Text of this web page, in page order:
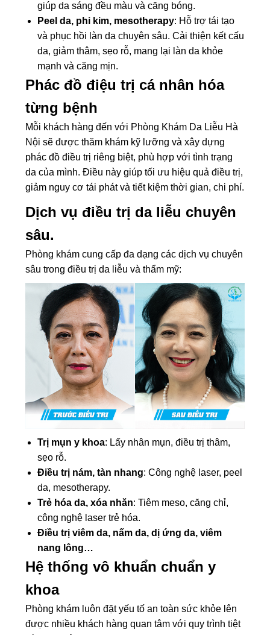
giúp da sáng đều màu và căng bóng.
Peel da, phi kim, mesotherapy: Hỗ trợ tái tạo
và phục hồi làn da chuyên sâu. Cải thiện kết cấu
da, giảm thâm, sẹo rỗ, mang lại làn da khỏe
mạnh và căng mịn.
Phác đồ điệu trị cá nhân hóa
từng bệnh
Mỗi khách hàng đến với Phòng Khám Da Liễu Hà
Nội sẽ được thăm khám kỹ lưỡng và xây dựng
phác đồ điều trị riêng biệt, phù hợp với tình trạng
da của mình. Điều này giúp tối ưu hiệu quả điều trị,
giảm nguy cơ tái phát và tiết kiệm thời gian, chi phí.
Dịch vụ điều trị da liễu chuyên
sâu.
Phòng khám cung cấp đa dạng các dịch vụ chuyên
sâu trong điều trị da liễu và thẩm mỹ:
Trị mụn y khoa: Lấy nhân mụn, điều trị thâm,
sẹo rỗ.
Điều trị nám, tàn nhang: Công nghệ laser, peel
da, mesotherapy.
Trẻ hóa da, xóa nhăn: Tiêm meso, căng chỉ,
công nghệ laser trẻ hóa.
Điều trị viêm da, nấm da, dị ứng da, viêm
nang lông…
Hệ thống vô khuẩn chuẩn y
khoa
Phòng khám luôn đặt yếu tố an toàn sức khỏe lên
được nhiều khách hàng quan tâm với quy trình tiệt